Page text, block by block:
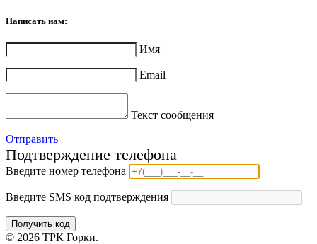
Написать нам:
Имя
Email
Текст сообщения
Отправить
Подтверждение телефона
Введите номер телефона
Введите SMS код подтверждения
Получить код
© 2026 ТРК Горки.